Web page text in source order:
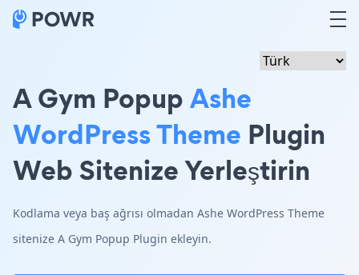
A Gym PopupAshe
WordPress Theme Plugin
Web Sitenize Yerleştirin
Kodlama veya baş ağrısı olmadan Ashe WordPress Theme
sitenize A Gym Popup Plugin ekleyin.